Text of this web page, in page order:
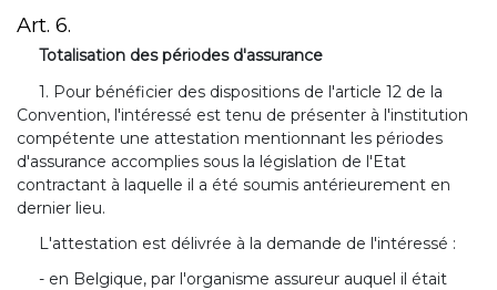
Art. 6.
Totalisation des périodes d'assurance
1. Pour bénéficier des dispositions de l'article 12 de la
Convention, l'intéressé est tenu de présenter à l'institution
compétente une attestation mentionnant les périodes
d'assurance accomplies sous la législation de l'Etat
contractant à laquelle il a été soumis antérieurement en
dernier lieu.
L'attestation est délivrée à la demande de l'intéressé :
- en Belgique, par l'organisme assureur auquel il était